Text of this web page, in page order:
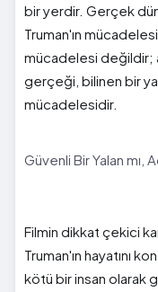
bir yerdir. Gerçek
Truman'ın
mücadelesi değildir;
gerçeği, bilinen bir
mücadelesidir.
Güvenli Bir Yalan mı,
Filmin dikkat çekici
Truman'ın hayatını
kötü bir insan olarak